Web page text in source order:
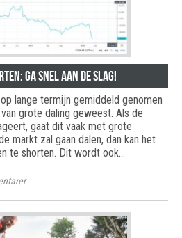
ga snel aan de slag!
lange termijn gemiddeld genomen
grote daling geweest. Als de
gaat dit vaak met grote
markt zal gaan dalen, dan kan het
te shorten. Dit wordt ook…